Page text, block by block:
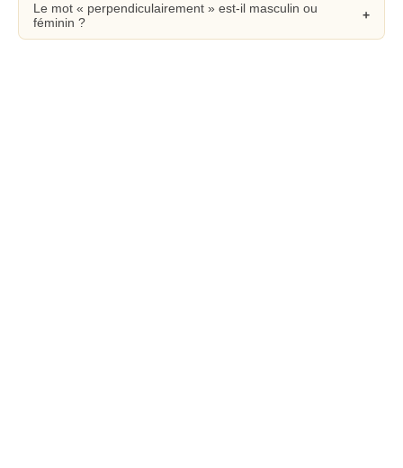
Le mot « perpendiculairement » est-il masculin ou
féminin ?